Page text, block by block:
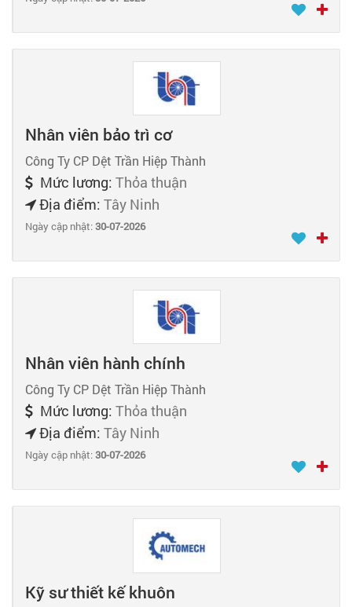
Nhân viên bảo trì cơ
Công Ty CP Dệt Trần Hiệp Thành
Mức lương: Thỏa thuận
Địa điểm: Tây Ninh
Ngày cập nhật:30-07-2026
Nhân viên hành chính
Công Ty CP Dệt Trần Hiệp Thành
Mức lương: Thỏa thuận
Địa điểm: Tây Ninh
Ngày cập nhật:30-07-2026
Kỹ sư thiết kế khuôn